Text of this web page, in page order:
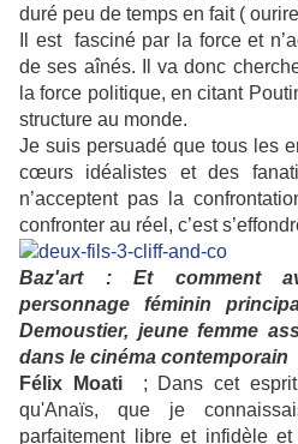
duré peu de temps en fait (
Il est fasciné par la force et
de ses aînés. Il va donc
la force politique, en citant
structure au monde.
Je suis persuadé que tous les
cœurs idéalistes et des
n’acceptent pas la
confronter au réel, c’est
Baz'art : Et comment
personnage féminin
Demoustier, jeune femme
dans le cinéma contemporain
Félix Moati
; Dans cet
qu'Anaïs, que je
parfaitement libre et infidèle